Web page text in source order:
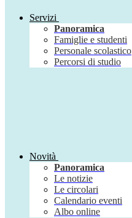
Servizi
Panoramica
Famiglie e studenti
Personale scolastico
Percorsi di studio
Novità
Panoramica
Le notizie
Le circolari
Calendario eventi
Albo online